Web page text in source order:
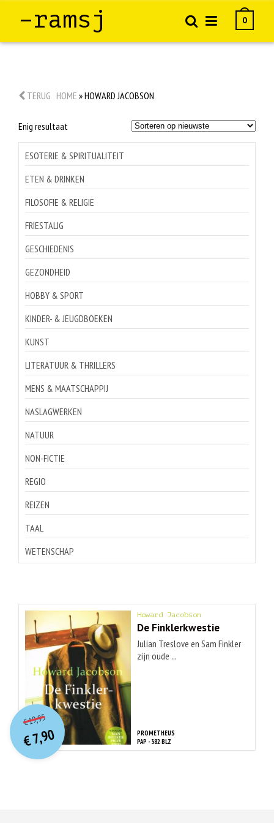
–ramsj 0
TERUG HOME »HOWARD JACOBSON
Enig resultaat
ESOTERIE & SPIRITUALITEIT
ETEN & DRINKEN
FILOSOFIE & RELIGIE
FRIESTALIG
GESCHIEDENIS
GEZONDHEID
HOBBY & SPORT
KINDER- & JEUGDBOEKEN
KUNST
LITERATUUR & THRILLERS
MENS & MAATSCHAPPIJ
NASLAGWERKEN
NATUUR
NON-FICTIE
REGIO
REIZEN
TAAL
WETENSCHAP
Howard Jacobson
De Finklerkwestie
Julian Treslove en Sam Finkler
zijn oude ...
PROMETHEUS
PAP - 382 BLZ
€19,95O
orspr
onkelijke
prijs
was:
€ 19,95.
€7,90
Huidige
prijs
is:
€ 7,90.